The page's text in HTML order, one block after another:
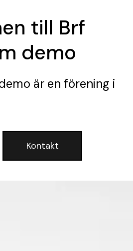
till Brf
demo
är en förening i
Kontakt